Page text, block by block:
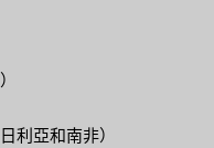
利亞和南非）